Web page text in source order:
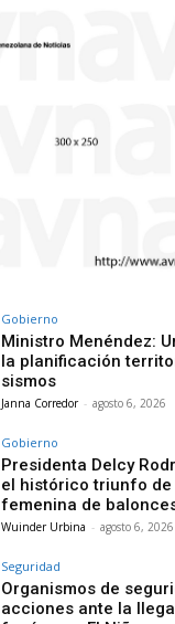
Gobierno
Ministro Menéndez:
la planificación
sismos
Janna Corredor - agosto 6, 2026
Gobierno
Presidenta Delcy
el histórico triunfo
femenina de
Wuinder Urbina - agosto 6, 2026
Seguridad
Organismos de
acciones ante la